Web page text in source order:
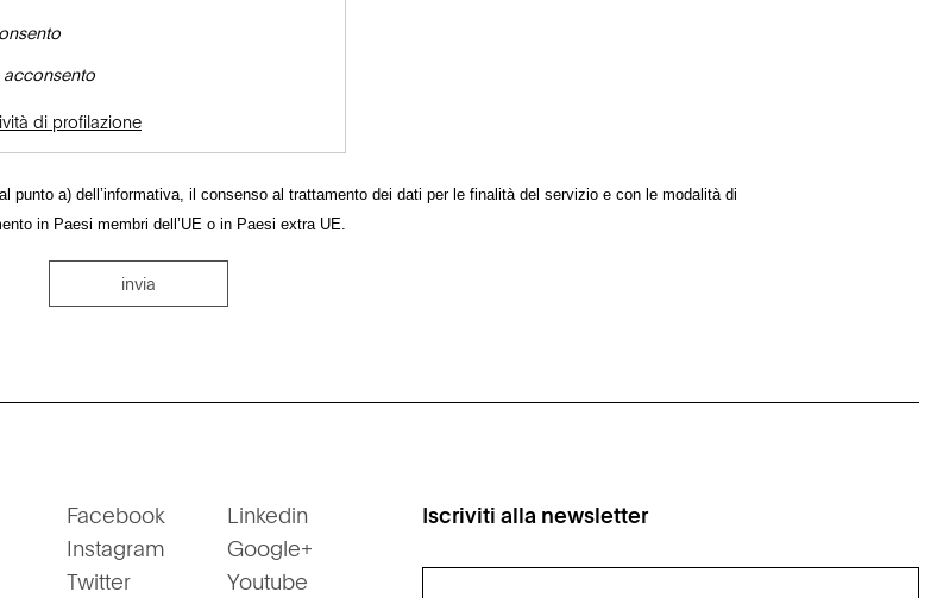
acconsento
di profilazione
a) dell’informativa, il consenso al trattamento dei dati per le finalità del servizio e con le modalità di
in Paesi membri dell’UE o in Paesi extra UE.
invia
Iscriviti alla newsletter
Facebook
Linkedin
Instagram
Google+
Twitter
Youtube